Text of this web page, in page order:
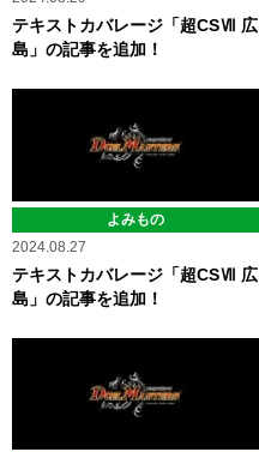
テキストカバレージ「超CSⅦ 広
島」の記事を追加！
よみもの
2024.08.27
テキストカバレージ「超CSⅦ 広
島」の記事を追加！